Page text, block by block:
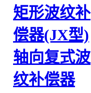
矩形波纹补
偿器(JX型)
轴向复式波
纹补偿器